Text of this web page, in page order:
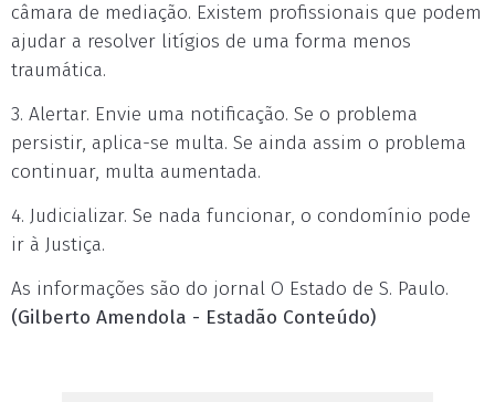
câmara de mediação. Existem profissionais que podem
ajudar a resolver litígios de uma forma menos
traumática.
3. Alertar. Envie uma notificação. Se o problema
persistir, aplica-se multa. Se ainda assim o problema
continuar, multa aumentada.
4. Judicializar. Se nada funcionar, o condomínio pode
ir à Justiça.
As informações são do jornal O Estado de S. Paulo.
(Gilberto Amendola - Estadão Conteúdo)